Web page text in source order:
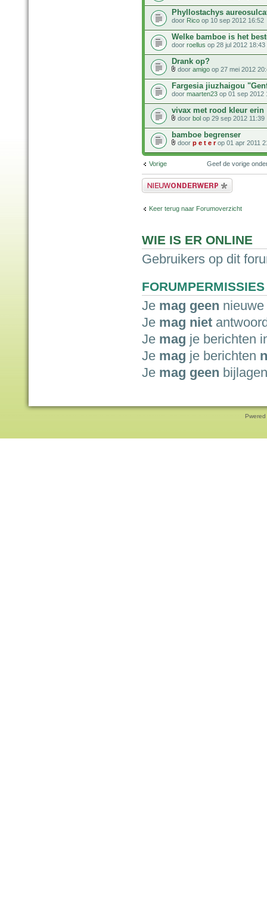
Phyllostachys
door Rico op 10 sep 2012 16:52
Welke bamboe is het
door roellus op 28 jul 2012 18:43
Drank op?
door amigo op 27 mei 2012
Fargesia jiuzhaigou
door maarten23 op 01 sep 2012
vivax met rood kleur erin
door bol op 29 sep 2012 11:39
bamboe begrenser
door p e t e rop 01 apr 2011
Vorige Geef de vorige
Plaats een nieuw bericht
Keer terug naar Forumoverzicht
WIE IS ER ONLINE
Gebruikers op dit
FORUMPERMISSIES
Je mag geen
Je mag niet
Je mag je berichten
Je mag je berichten
Je mag geen